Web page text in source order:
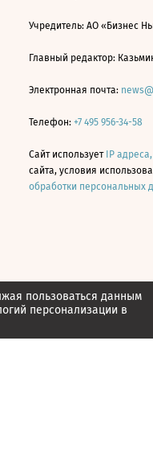
пользоваться данным
персонализации в
Учредитель: АО «Бизнес
Главный редактор:
Электронная почта:
Телефон: +7 495 956-34-58
Сайт использует IP
сайта, условия
обработки персональных